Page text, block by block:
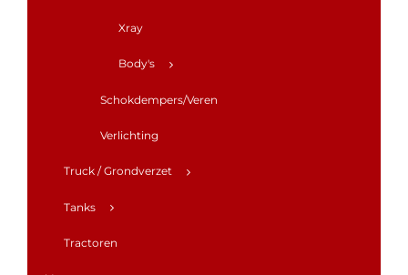
Xray
Body's
Schokdempers/Veren
Verlichting
Truck / Grondverzet
Tanks
Tractoren